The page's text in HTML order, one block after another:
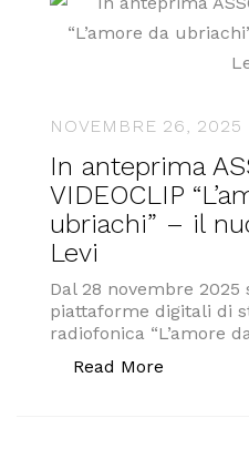
NOVEMBRE 26, 2025
In anteprima
VIDEOCLIP
ubriachi” – il
Levi
Dal 28 novembre
piattaforme digitali di
radiofonica “L’amore
Read More